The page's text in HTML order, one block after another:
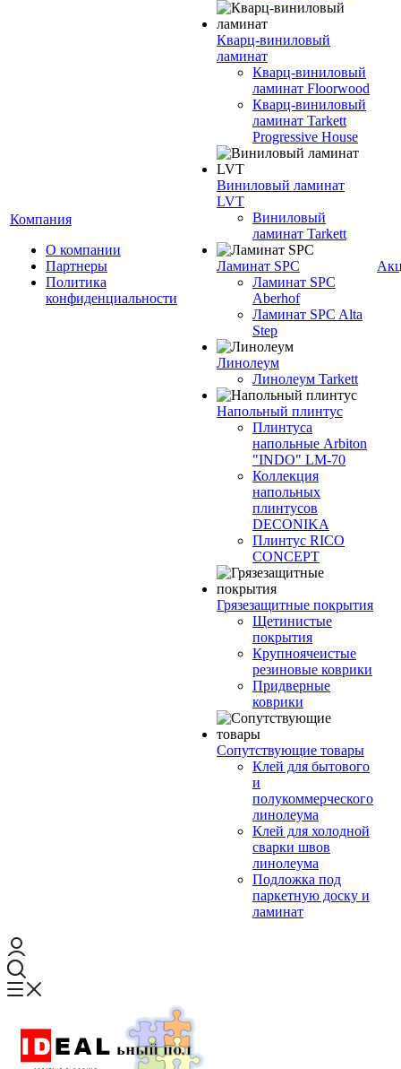
Компания
О компании
Партнеры
Политика
конфиденциальности
Кварц-виниловый
ламинат
Кварц-виниловый
ламинат Floorwood
Кварц-виниловый
ламинат Tarkett
Progressive House
Виниловый ламинат
LVT
Виниловый
ламинат Tarkett
Ламинат SPC
Ламинат SPC
Aberhof
Ламинат SPC Alta
Step
Линолеум
Линолеум Tarkett
Напольный плинтус
Плинтуса
напольные Arbiton
"INDO" LM-70
Коллекция
напольных
плинтусов
DECONIKA
Плинтус RICO
CONCEPT
Грязезащитные покрытия
Щетинистые
покрытия
Крупноячеистые
резиновые коврики
Придверные
коврики
Сопутствующие товары
Клей для бытового
и
полукоммерческого
линолеума
Клей для холодной
сварки швов
линолеума
Подложка под
паркетную доску и
ламинат